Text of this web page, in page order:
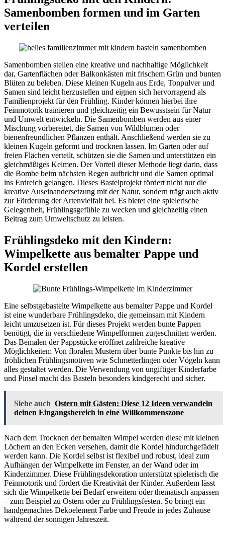
Samenbomben formen und im Garten
verteilen
Samenbomben stellen eine kreative und nachhaltige Möglichkeit
dar, Gartenflächen oder Balkonkästen mit frischem Grün und bunten
Blüten zu beleben. Diese kleinen Kugeln aus Erde, Tonpulver und
Samen sind leicht herzustellen und eignen sich hervorragend als
Familienprojekt für den Frühling. Kinder können hierbei ihre
Feinmotorik trainieren und gleichzeitig ein Bewusstsein für Natur
und Umwelt entwickeln. Die Samenbomben werden aus einer
Mischung vorbereitet, die Samen von Wildblumen oder
bienenfreundlichen Pflanzen enthält. Anschließend werden sie zu
kleinen Kugeln geformt und trocknen lassen. Im Garten oder auf
freien Flächen verteilt, schützen sie die Samen und unterstützen ein
gleichmäßiges Keimen. Der Vorteil dieser Methode liegt darin, dass
die Bombe beim nächsten Regen aufbricht und die Samen optimal
ins Erdreich gelangen. Dieses Bastelprojekt fördert nicht nur die
kreative Auseinandersetzung mit der Natur, sondern trägt auch aktiv
zur Förderung der Artenvielfalt bei. Es bietet eine spielerische
Gelegenheit, Frühlingsgefühle zu wecken und gleichzeitig einen
Beitrag zum Umweltschutz zu leisten.
Frühlingsdeko mit den Kindern:
Wimpelkette aus bemalter Pappe und
Kordel erstellen
Eine selbstgebastelte Wimpelkette aus bemalter Pappe und Kordel
ist eine wunderbare Frühlingsdeko, die gemeinsam mit Kindern
leicht umzusetzen ist. Für dieses Projekt werden bunte Pappen
benötigt, die in verschiedene Wimpelformen zugeschnitten werden.
Das Bemalen der Pappstücke eröffnet zahlreiche kreative
Möglichkeiten: Von floralen Mustern über bunte Punkte bis hin zu
fröhlichen Frühlingsmotiven wie Schmetterlingen oder Vögeln kann
alles gestaltet werden. Die Verwendung von ungiftiger Kinderfarbe
und Pinsel macht das Basteln besonders kindgerecht und sicher.
Siehe auch Ostern mit Gästen: Diese 12 Ideen verwandeln
deinen Eingangsbereich in eine Willkommenszone
Nach dem Trocknen der bemalten Wimpel werden diese mit kleinen
Löchern an den Ecken versehen, damit die Kordel hindurchgefädelt
werden kann. Die Kordel selbst ist flexibel und robust, ideal zum
Aufhängen der Wimpelkette im Fenster, an der Wand oder im
Kinderzimmer. Diese Frühlingsdekoration unterstützt spielerisch die
Feinmotorik und fördert die Kreativität der Kinder. Außerdem lässt
sich die Wimpelkette bei Bedarf erweitern oder thematisch anpassen
– zum Beispiel zu Ostern oder zu Frühlingsfesten. So bringt ein
handgemachtes Dekoelement Farbe und Freude in jedes Zuhause
während der sonnigen Jahreszeit.